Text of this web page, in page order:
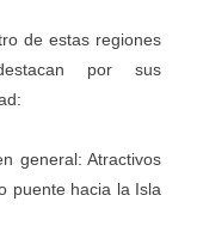
de estas regiones
por sus
general: Atractivos
puente hacia la Isla